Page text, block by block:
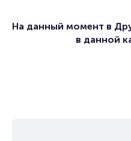
На данный момент в
в данной